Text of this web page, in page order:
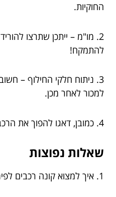
החוקיות.
2. מו"מ – ייתכן שתרצו
להתמקח!
3. ניתוח חלקי החילוף –
למכור לאחר מכן.
4. כמובן, דאגו להפוך את הרכב לנעים בעיניים!
שאלות נפוצות
1. איך למצוא קונה רכבים לפירוק?